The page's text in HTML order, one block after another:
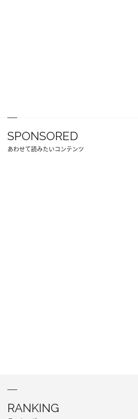
SPONSORED
あわせて読みたいコンテンツ
RANKING